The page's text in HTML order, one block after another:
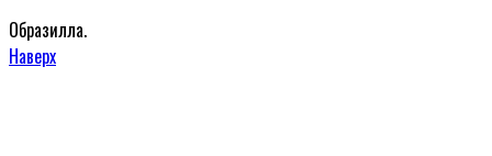
Образилла.
Наверх